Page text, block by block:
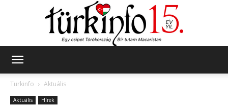
Türkinfo
Aktuális
Aktuális Hírek